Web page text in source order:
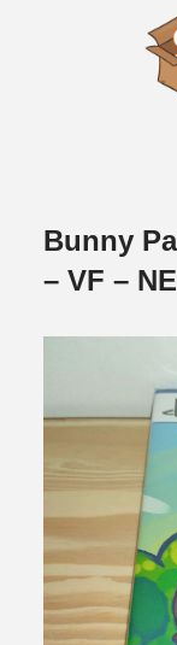
Bunny
– VF –